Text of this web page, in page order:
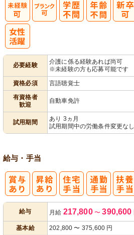
必要経験
介護に係る経験あれば尚可
※未経験の方も応募可能です
資格必須
言語聴覚士
有資格者
歓迎
自動車免許
試用期間
あり 3ヵ月
試用期間中の労働条件変更なし
給与・手当
給与 月給 217,800 〜 390,600
基本給 202,800 〜 375,600 円